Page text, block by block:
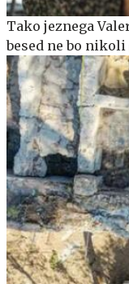
Tako jeznega
besed ne bo